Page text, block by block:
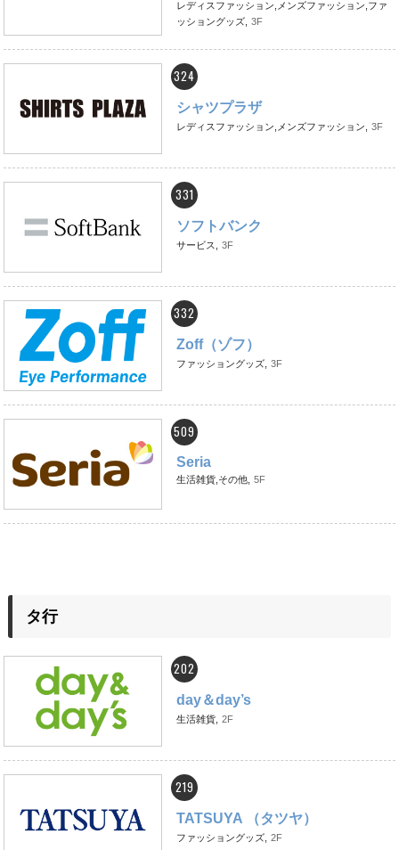
レディスファッション,メンズファッション,ファ
ッショングッズ, 3F
324
シャツプラザ
レディスファッション,メンズファッション, 3F
331
ソフトバンク
サービス, 3F
332
Zoff（ゾフ）
ファッショングッズ, 3F
509
Seria
生活雑貨,その他, 5F
タ行
202
day＆day’s
生活雑貨, 2F
219
TATSUYA （タツヤ）
ファッショングッズ, 2F